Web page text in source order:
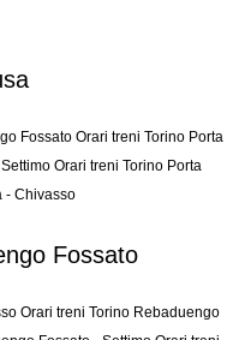
Fossato Orari treni Torino Porta
Orari treni Torino Porta
- Chivasso
Fossato
Orari treni Torino Rebaduengo